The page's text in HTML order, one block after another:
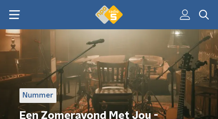
Nummer
Een Zomeravond Met Jou -